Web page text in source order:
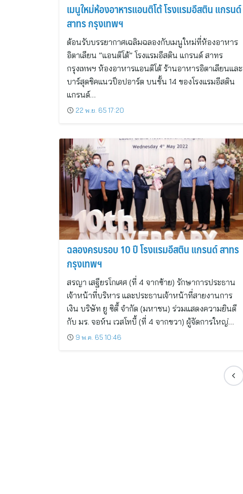
เมนูใหม่ห้องอาหารแอนติโต้ โรงแรมอีสติน แกรนด์
สาทร กรุงเทพฯ
ต้อนรับบรรยากาศเฉลิมฉลองกับเมนูใหม่ที่ห้องอาหาร
อิตาเลียน ”แอนติโต้” โรงแรมอีสติน แกรนด์ สาทร
กรุงเทพฯ ห้องอาหารแอนติโต้ ร้านอาหารอิตาเลียนและ
บาร์สุดชิคแนวป็อปอาร์ต บนชั้น 14 ของโรงแรมอีสติน
แกรนด์…
22 พ.ย. 65 17:20
ฉลองครบรอบ 10 ปี โรงแรมอีสติน แกรนด์ สาทร
กรุงเทพฯ
สรญา เสฐียรโกเศศ (ที่ 4 จากซ้าย) รักษาการประธาน
เจ้าหน้าที่บริหาร และประธานเจ้าหน้าที่สายงานการ
เงิน บริษัท ยู ซิตี้ จำกัด (มหาชน) ร่วมแสดงความยินดี
กับ มร. จอห์น เวสโทบี้ (ที่ 4 จากขวา) ผู้จัดการใหญ่…
9 พ.ค. 65 10:46